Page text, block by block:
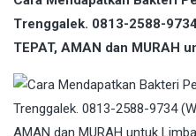
Trenggalek. 0813-2588-
TEPAT, AMAN dan MURAH